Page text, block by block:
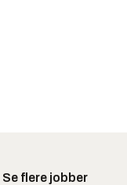
Se flere jobber